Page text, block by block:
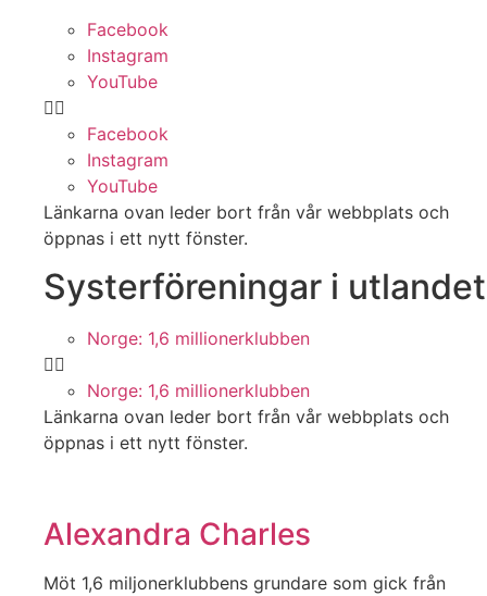
Facebook
Instagram
YouTube
Facebook
Instagram
YouTube
Länkarna ovan leder bort från vår webbplats och
öppnas i ett nytt fönster.
Systerföreningar i utlandet
Norge: 1,6 millionerklubben
Norge: 1,6 millionerklubben
Länkarna ovan leder bort från vår webbplats och
öppnas i ett nytt fönster.
Alexandra Charles
Möt 1,6 miljonerklubbens grundare som gick från